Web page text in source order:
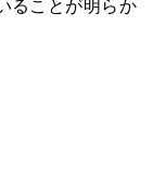
ることが明らか